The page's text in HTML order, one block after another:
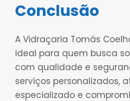
Conclusão
A Vidraçaria Tomás
ideal para quem busca
com qualidade e
serviços personalizados,
especializado e